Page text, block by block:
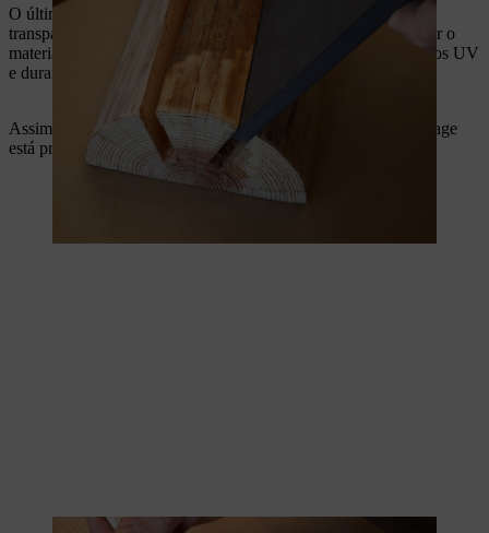
O último passo é selar a madeira do banco com um verniz
transparente ou uma velatura colorida e verniz. Isto irá proteger o
material natural contra os efeitos da humidade, do pó e dos raios UV
e durará por vários anos.
Assim que o verniz estiver seco, o seu banco de toro de bricolage
está pronto a usar.